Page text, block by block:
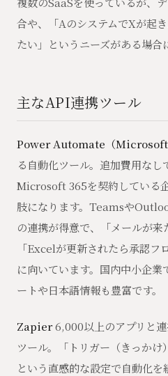
合や、「AのシステムでXが起
たい」というニーズがある場合
主なAPI連携ツール
Power Automate（Microsoft
る自動化ツール。追加費用なし
Microsoft 365を契約している
肢になります。Teamsや
の連携が得意で、「メールが来
「Excelが更新されたら承認フ
に向いています。国内中小企
ートや日本語情報も豊富です。
Zapier6,000以上のアプリと
ツール。「トリガー（きっかけ
という直感的な設定で自動化